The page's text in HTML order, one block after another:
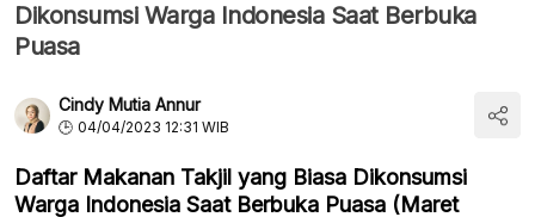
Dikonsumsi Warga Indonesia Saat Berbuka
Puasa
Cindy Mutia Annur
04/04/2023 12:31 WIB
Daftar Makanan Takjil yang Biasa Dikonsumsi
Warga Indonesia Saat Berbuka Puasa (Maret